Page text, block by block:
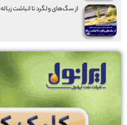
از سگ‌های ولگرد تا انباشت زباله